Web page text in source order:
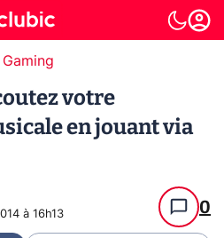
Gaming
votre
en jouant via
à 16h13 0